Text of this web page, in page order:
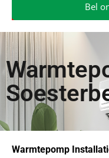
Bel
Warmtepomp